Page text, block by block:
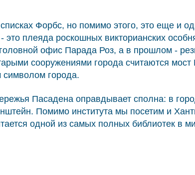
Форбс, но помимо этого, это еще и
это плеяда роскошных викторианских
офис Парада Роз, а в прошлом -
сооружениями города считаются мост
города.
Пасадена оправдывает сполна: в
Помимо института мы посетим и
одной из самых полных библиотек в